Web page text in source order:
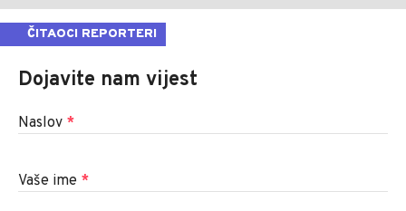
ČITAOCI REPORTERI
Dojavite nam vijest
Naslov *
Vaše ime *